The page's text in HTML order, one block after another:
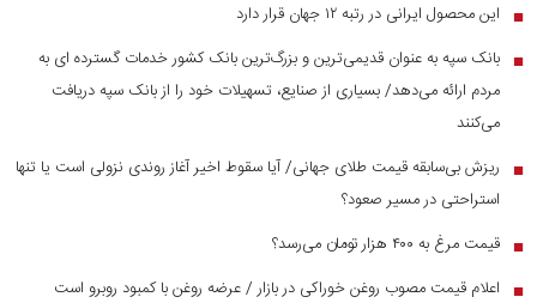
■ این محصول ایرانی در رتبه ۱۲ جهان قرار دارد
■ بانک سپه به عنوان قدیمی‌ترین و بزرگ‌ترین بانک کشور خدمات گسترده ای به
مردم ارائه می‌دهد/ بسیاری از صنایع، تسهیلات خود را از بانک سپه دریافت
می‌کنند
■
ریزش بی‌سابقه قیمت طلای جهانی/ آیا سقوط اخیر آغاز روندی نزولی است یا تنها
استراحتی در مسیر صعود؟
■ قیمت مرغ به ۴۰۰ هزار تومان می‌رسد؟
■ اعلام قیمت مصوب روغن خوراکی در بازار / عرضه روغن با کمبود روبرو است